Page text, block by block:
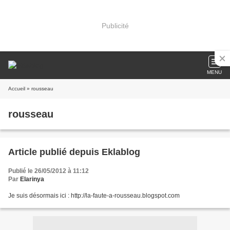
Publicité
MENU
Accueil » rousseau
rousseau
Article publié depuis Eklablog
Publié le 26/05/2012 à 11:12
Par Elarinya
Je suis désormais ici : http://la-faute-a-rousseau.blogspot.com